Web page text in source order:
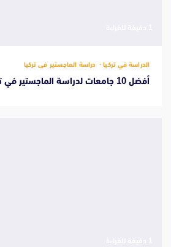
الدراسة في تركيا دراسة الماجستير فى تركيا
أفضل 10 جامعات لدراسة الماجستير في تركيا